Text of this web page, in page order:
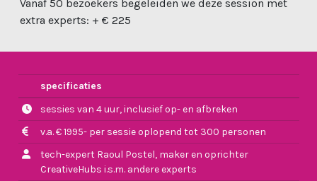
Vanaf 50 bezoekers begeleiden we deze session met
extra experts: + € 225
specificaties
sessies van 4 uur, inclusief op- en afbreken
v.a. € 1995- per sessie oplopend tot 300 personen
tech-expert Raoul Postel, maker en oprichter
CreativeHubs i.s.m. andere experts